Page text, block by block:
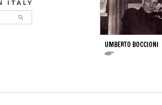
UMBERTO BOCCIONI